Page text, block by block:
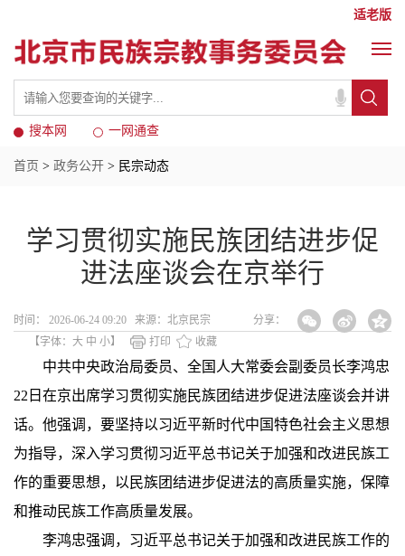
适老版
搜本网 一网通查
首页 > 政务公开 > 民宗动态
学习贯彻实施民族团结进步促
进法座谈会在京举行
时间： 2026-06-24 09:20 来源：北京民宗
分享：
【字体： 大 中 小】 打印 收藏
中共中央政治局委员、全国人大常委会副委员长李鸿忠
22日在京出席学习贯彻实施民族团结进步促进法座谈会并讲
话。他强调，要坚持以习近平新时代中国特色社会主义思想
为指导，深入学习贯彻习近平总书记关于加强和改进民族工
作的重要思想，以民族团结进步促进法的高质量实施，保障
和推动民族工作高质量发展。
李鸿忠强调，习近平总书记关于加强和改进民族工作的